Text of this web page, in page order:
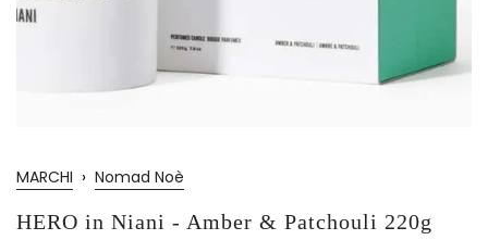
MARCHI › Nomad Noè
HERO in Niani - Amber & Patchouli 220g